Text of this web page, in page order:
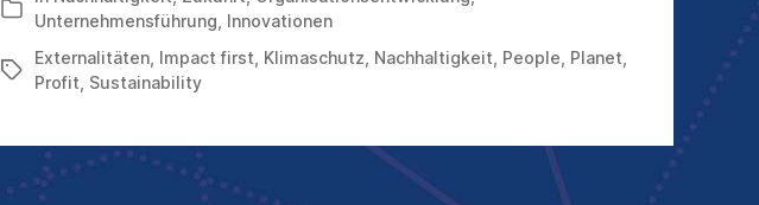
Kategorien
Unternehmensführung Innovationen
Schlagwörter
Externalitäten Impact first Klimaschutz Nachhaltigkeit People Planet
Profit Sustainability